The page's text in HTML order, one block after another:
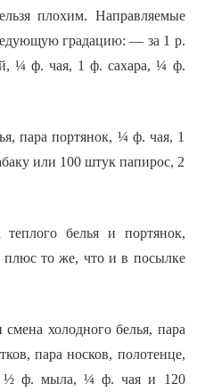
плохим. Направляемые
градацию: — за 1 р.
¼ ф. чая, 1 ф. сахара, ¼ ф.
пара портянок, ¼ ф. чая, 1
или 100 штук папирос, 2
белья и портянок,
плюс то же, что и в посылке
холодного белья, пара
пара носков, полотенце,
½ ф. мыла, ¼ ф. чая и 120